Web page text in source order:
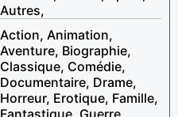
Autres,
Action, Animation,
Aventure, Biographie,
Classique, Comédie,
Documentaire, Drame,
Horreur, Erotique, Famille,
Fantastique, Guerre,